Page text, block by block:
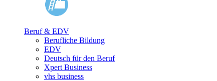
Beruf & EDV
Berufliche Bildung
EDV
Deutsch für den Beruf
Xpert Business
vhs business